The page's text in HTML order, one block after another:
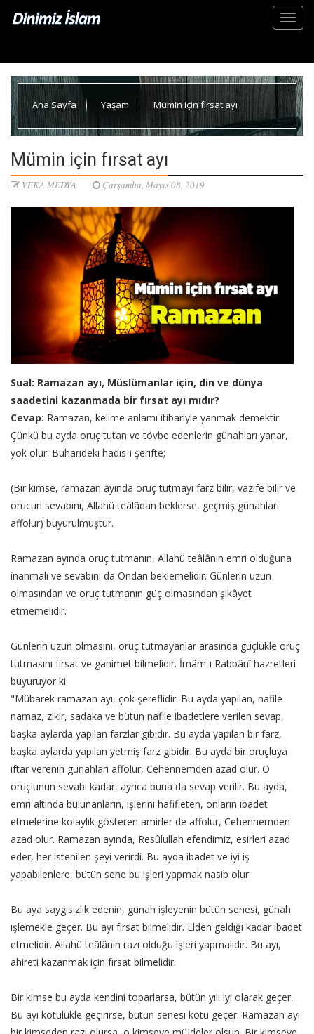
Ana Sayfa Yaşam Mümin için fırsat ayı
Mümin için fırsat ayı
VEKA MEDYA Çarşamba, Mayıs 08, 2019
Sual: Ramazan ayı, Müslümanlar için, din ve dünya
saadetini kazanmada bir fırsat ayı mıdır?
Cevap: Ramazan, kelime anlamı itibariyle yanmak demektir.
Çünkü bu ayda oruç tutan ve tövbe edenlerin günahları yanar,
yok olur. Buharideki hadis-i şerifte;
(Bir kimse, ramazan ayında oruç tutmayı farz bilir, vazife bilir ve
orucun sevabını, Allahü teâlâdan beklerse, geçmiş günahları
affolur) buyurulmuştur.
Ramazan ayında oruç tutmanın, Allahü teâlânın emri olduğuna
inanmalı ve sevabını da Ondan beklemelidir. Günlerin uzun
olmasından ve oruç tutmanın güç olmasından şikâyet
etmemelidir.
Günlerin uzun olmasını, oruç tutmayanlar arasında güçlükle oruç
tutmasını fırsat ve ganimet bilmelidir. İmâm-ı Rabbânî hazretleri
buyuruyor ki:
"Mübarek ramazan ayı, çok şereflidir. Bu ayda yapılan, nafile
namaz, zikir, sadaka ve bütün nafile ibadetlere verilen sevap,
başka aylarda yapılan farzlar gibidir. Bu ayda yapılan bir farz,
başka aylarda yapılan yetmiş farz gibidir. Bu ayda bir oruçluya
iftar verenin günahları affolur, Cehennemden azad olur. O
oruçlunun sevabı kadar, ayrıca buna da sevap verilir. Bu ayda,
emri altında bulunanların, işlerini hafifleten, onların ibadet
etmelerine kolaylık gösteren amirler de affolur, Cehennemden
azad olur. Ramazan ayında, Resûlullah efendimiz, esirleri azad
eder, her istenilen şeyi verirdi. Bu ayda ibadet ve iyi iş
yapabilenlere, bütün sene bu işleri yapmak nasib olur.
Bu aya saygısızlık edenin, günah işleyenin bütün senesi, günah
işlemekle geçer. Bu ayı fırsat bilmelidir. Elden geldiği kadar ibadet
etmelidir. Allahü teâlânın razı olduğu işleri yapmalıdır. Bu ayı,
ahireti kazanmak için fırsat bilmelidir.
Bir kimse bu ayda kendini toparlarsa, bütün yılı iyi olarak geçer.
Bu ayı kötülükle geçirirse, bütün senesi kötü geçer. Ramazan ayı